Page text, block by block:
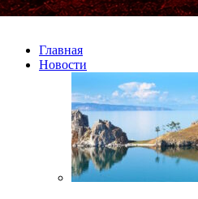
Главная
Новости